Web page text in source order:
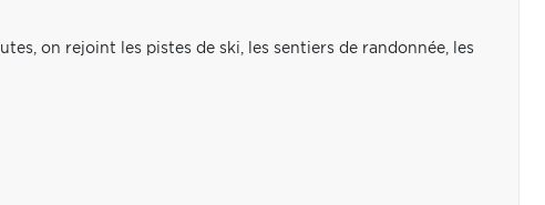
on rejoint les pistes de ski, les sentiers de randonnée, les